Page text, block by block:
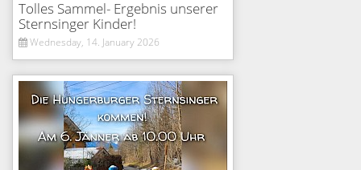
Tolles Sammel- Ergebnis unserer
Sternsinger Kinder!
Wednesday, 14. January 2026